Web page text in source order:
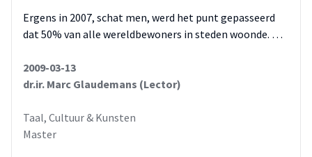
Ergens in 2007, schat men, werd het punt gepasseerd
dat 50% van alle wereldbewoners in steden woonde. …
2009-03-13
dr.ir. Marc Glaudemans (Lector)
Taal, Cultuur & Kunsten
Master